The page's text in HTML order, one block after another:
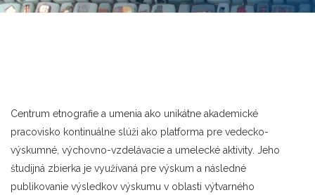
Centrum etnografie a umenia ako unikátne akademické
pracovisko kontinuálne slúži ako platforma pre vedecko-
výskumné, výchovno-vzdelávacie a umelecké aktivity. Jeho
študijná zbierka je využívaná pre výskum a následné
publikovanie výsledkov výskumu v oblasti výtvarného